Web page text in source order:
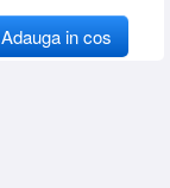
Adauga in cos